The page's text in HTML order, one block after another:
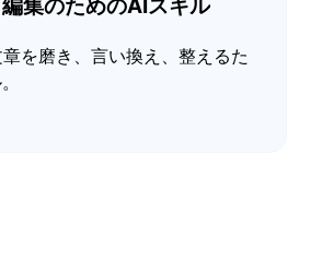
集のためのAIスキル
を磨き、言い換え、整えるた